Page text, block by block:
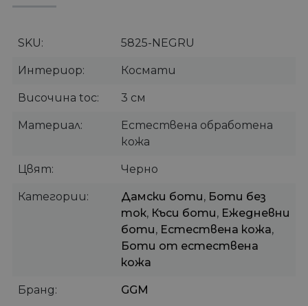
SKU 5825-NEGRU
Интериор Космати
Височина toc 3 см
Материал
Естествена обработена
кожа
Цвят Черно
Категории Дамски боти, Боти без
ток, Къси боти, Ежедневни
боти, Естествена кожа,
Боти от естествена
кожа
Бранд GGM